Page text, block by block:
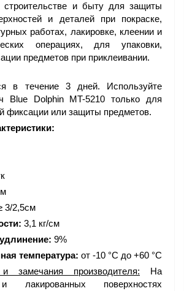
строительстве и быту для защиты
и деталей при покраске,
работах, лакировке, клеении и
операциях, для упаковки,
предметов при приклеивании.
в течение 3 дней. Используйте
Blue Dolphin MT-5210 только для
фиксации или защиты предметов.
3/2,5см
3,1 кг/см
9%
температура: от -10 °C до +60 °C
замечания производителя: На
лакированных поверхностях